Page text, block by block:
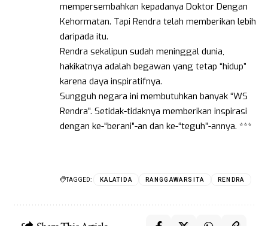
mempersembahkan kepadanya Doktor Dengan
Kehormatan. Tapi Rendra telah memberikan lebih
daripada itu.
Rendra sekalipun sudah meninggal dunia,
hakikatnya adalah begawan yang tetap “hidup”
karena daya inspiratifnya.
Sungguh negara ini membutuhkan banyak “WS
Rendra”. Setidak-tidaknya memberikan inspirasi
dengan ke-“berani”-an dan ke-“teguh”-annya. ***
TAGGED: KALATIDA RANGGAWARSITA RENDRA